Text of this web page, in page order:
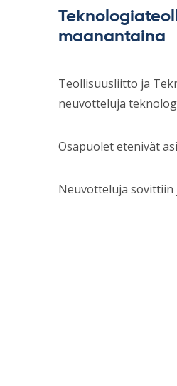
maanantaina
Teollisuusliitto ja
neuvotteluja
Osapuolet etenivät
Neuvotteluja sovittiin